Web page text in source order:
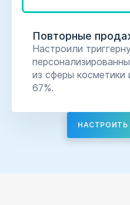
Повторные
Настроили
из сферы косметики
67%.
НАСТРОИТЬ